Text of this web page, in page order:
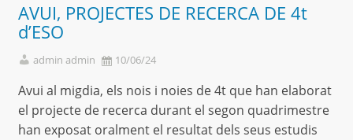
AVUI, PROJECTES DE RECERCA DE 4t
d’ESO
admin admin 10/06/24
Avui al migdia, els nois i noies de 4t que han elaborat
el projecte de recerca durant el segon quadrimestre
han exposat oralment el resultat dels seus estudis